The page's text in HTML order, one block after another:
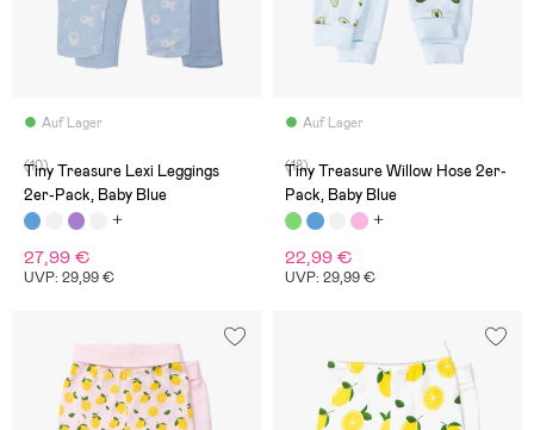
Auf Lager
(10)
Tiny Treasure Lexi Leggings
2er-Pack, Baby Blue
27,99 €
UVP: 29,99 €
Auf Lager
(18)
Tiny Treasure Willow Hose 2er-
Pack, Baby Blue
22,99 €
UVP: 29,99 €